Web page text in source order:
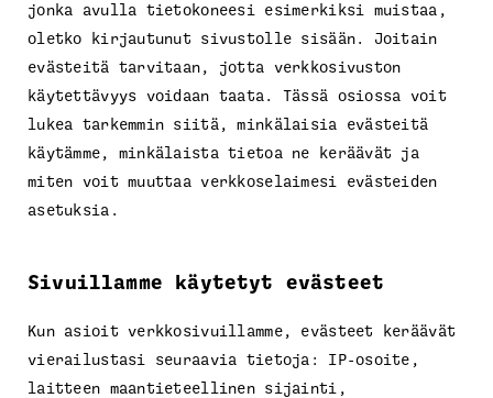
jonka avulla tietokoneesi esimerkiksi muistaa,
oletko kirjautunut sivustolle sisään. Joitain
evästeitä tarvitaan, jotta verkkosivuston
käytettävyys voidaan taata. Tässä osiossa voit
lukea tarkemmin siitä, minkälaisia evästeitä
käytämme, minkälaista tietoa ne keräävät ja
miten voit muuttaa verkkoselaimesi evästeiden
asetuksia.
Sivuillamme käytetyt evästeet
Kun asioit verkkosivuillamme, evästeet keräävät
vierailustasi seuraavia tietoja: IP-osoite,
laitteen maantieteellinen sijainti,